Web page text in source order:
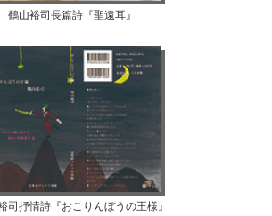
鶴山裕司長篇詩『聖遠耳』
司抒情詩『おこりんぼうの王様』